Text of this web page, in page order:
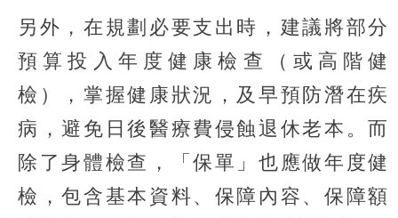
另外，在規劃必要支出時，建議將部分
預算投入年度健康檢查（或高階健
檢），掌握健康狀況，及早預防潛在疾
病，避免日後醫療費侵蝕退休老本。而
除了身體檢查，「保單」也應做年度健
檢，包含基本資料、保障內容、保障額